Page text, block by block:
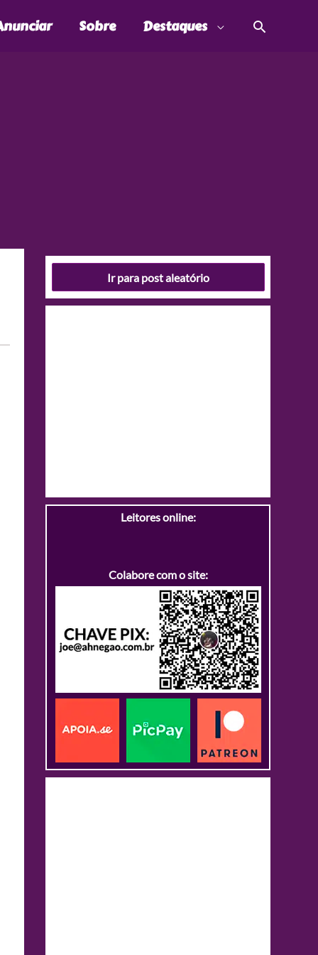
Sobre Destaques
Ir para post aleatório
Leitores online:
Colabore com o site: